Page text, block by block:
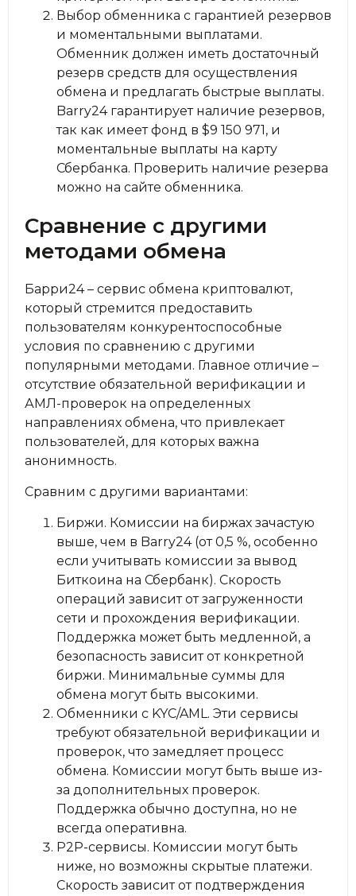
Выбор обменника с гарантией резервов
и моментальными выплатами.
Обменник должен иметь достаточный
резерв средств для осуществления
обмена и предлагать быстрые выплаты.
Barry24 гарантирует наличие резервов,
так как имеет фонд в $9 150 971, и
моментальные выплаты на карту
Сбербанка. Проверить наличие резерва
можно на сайте обменника.
Сравнение с другими
методами обмена
Барри24 – сервис обмена криптовалют,
который стремится предоставить
пользователям конкурентоспособные
условия по сравнению с другими
популярными методами. Главное отличие –
отсутствие обязательной верификации и
АМЛ-проверок на определенных
направлениях обмена, что привлекает
пользователей, для которых важна
анонимность.
Сравним с другими вариантами:
Биржи. Комиссии на биржах зачастую
выше, чем в Barry24 (от 0,5 %, особенно
если учитывать комиссии за вывод
Биткоина на Сбербанк). Скорость
операций зависит от загруженности
сети и прохождения верификации.
Поддержка может быть медленной, а
безопасность зависит от конкретной
биржи. Минимальные суммы для
обмена могут быть высокими.
Обменники с KYC/AML. Эти сервисы
требуют обязательной верификации и
проверок, что замедляет процесс
обмена. Комиссии могут быть выше из-
за дополнительных проверок.
Поддержка обычно доступна, но не
всегда оперативна.
P2P-сервисы. Комиссии могут быть
ниже, но возможны скрытые платежи.
Скорость зависит от подтверждения